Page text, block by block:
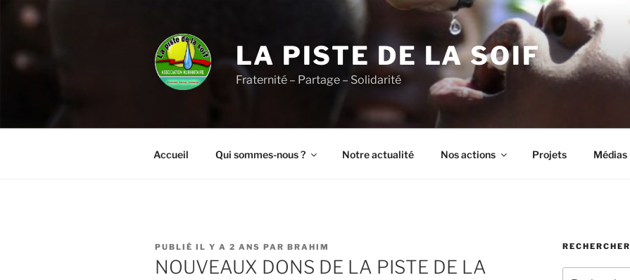
Aller
principal
LA PISTE DE LA SOIF
Fraternité – Partage – Solidarité
Accueil Qui sommes-nous ? Notre actualité Nos actions Projets Médias
PUBLIÉ
LE
PUBLIÉ IL Y A 2 ANS PAR BRAHIM
NOUVEAUX DONS DE LA PISTE DE LA
RECHERCHER